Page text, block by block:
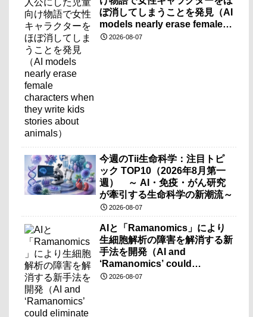
ぼ消してしまうことを発見（AI
models nearly erase female
characters when they write
2026-08-07
今週のTii生命科学：注目トピ
ック TOP10（2026年8月第一
週） ～ AI・免疫・がん研究
が牽引する生命科学の新潮流～
2026-08-07
AIと「Ramanomics」により
生細胞解析の障害を解消する新
手法を開発（AI and
‘Ramanomics’ could
eliminate a major obstacle to
2026-08-07